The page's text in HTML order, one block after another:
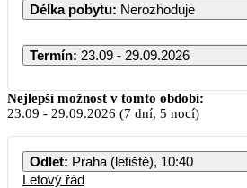
Délka pobytu: Nerozhoduje
Termín: 23.09 - 29.09.2026
Září 2026
PO ÚT ST ČT
Nejlepší možnost v tomto období:
23.09 - 29.09.2026 (7 dní, 5 nocí)
Odlet: Praha (letiště), 10:40
Letový řád